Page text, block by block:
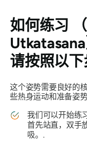
如何练习
Utkatasana
请按照以下
这个姿势需要良好的
些热身运动和准备姿
我们可以开始练
首先站直，双手
吸。.